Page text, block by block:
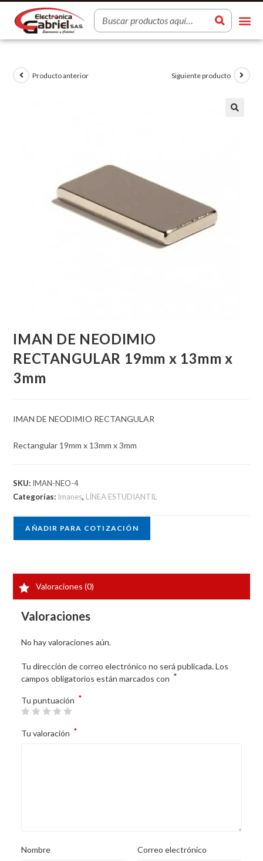
Producto anterior Siguiente producto
IMAN DE NEODIMIO
RECTANGULAR 19mm x 13mm x
3mm
IMAN DE NEODIMIO RECTANGULAR
Rectangular 19mm x 13mm x 3mm
SKU: IMAN-NEO-4
Categorías: Imanes, LÍNEA ESTUDIANTIL
AÑADIR PARA COTIZACIÓN
Valoraciones (0)
Valoraciones
No hay valoraciones aún.
Tu dirección de correo electrónico no será publicada. Los
campos obligatorios están marcados con *
Tu puntuación *
Tu valoración *
Nombre Correo electrónico